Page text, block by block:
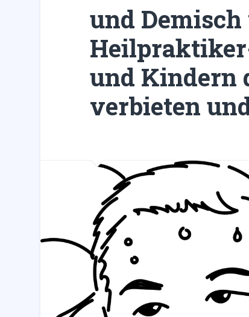
und
und Kindern
verbieten